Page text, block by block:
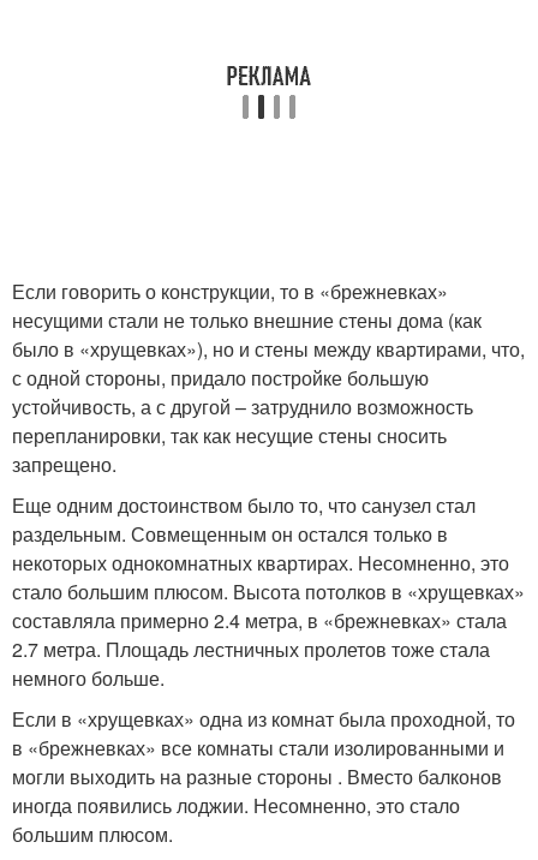
Если говорить о конструкции, то в «брежневках»
несущими стали не только внешние стены дома (как
было в «хрущевках»), но и стены между квартирами, что,
с одной стороны, придало постройке большую
устойчивость, а с другой – затруднило возможность
перепланировки, так как несущие стены сносить
запрещено.
Еще одним достоинством было то, что санузел стал
раздельным. Совмещенным он остался только в
некоторых однокомнатных квартирах. Несомненно, это
стало большим плюсом. Высота потолков в «хрущевках»
составляла примерно 2.4 метра, в «брежневках» стала
2.7 метра. Площадь лестничных пролетов тоже стала
немного больше.
Если в «хрущевках» одна из комнат была проходной, то
в «брежневках» все комнаты стали изолированными и
могли выходить на разные стороны . Вместо балконов
иногда появились лоджии. Несомненно, это стало
большим плюсом.